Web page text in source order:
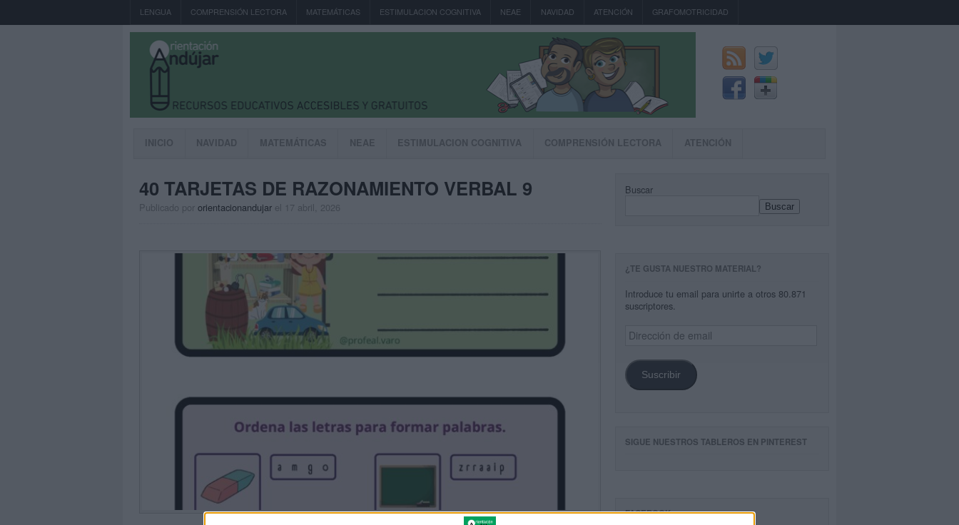
LENGUA COMPRENSIÓN LECTORA MATEMÁTICAS ESTIMULACION COGNITIVA NEAE NAVIDAD ATENCIÓN GRAFOMOTRICIDAD
INICIO NAVIDAD MATEMÁTICAS NEAE ESTIMULACION COGNITIVA COMPRENSIÓN LECTORA ATENCIÓN
40 TARJETAS DE RAZONAMIENTO VERBAL 9
Publicado por orientacionandujar el 17 abril, 2026
Buscar
Buscar
¿TE GUSTA NUESTRO MATERIAL?
Introduce tu email para unirte a otros 80.871
suscriptores.
Dirección
de
Suscribir
SIGUE NUESTROS TABLEROS EN PINTEREST
FACEBOOK